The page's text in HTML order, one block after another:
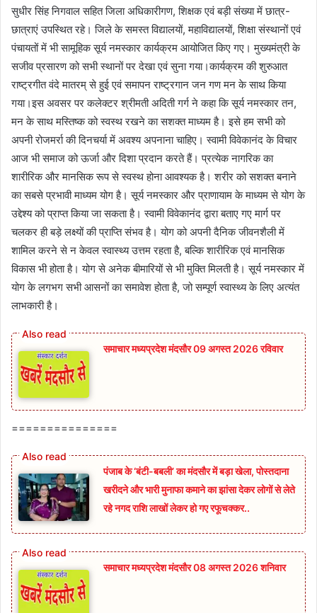
सुधीर सिंह निगवाल सहित जिला अधिकारीगण, शिक्षक एवं बड़ी संख्या में छात्र-
छात्राएं उपस्थित रहे। जिले के समस्त विद्यालयों, महाविद्यालयों, शिक्षा संस्थानों एवं
पंचायतों में भी सामूहिक सूर्य नमस्कार कार्यक्रम आयोजित किए गए। मुख्यमंत्री के
सजीव प्रसारण को सभी स्थानों पर देखा एवं सुना गया।कार्यक्रम की शुरुआत
राष्ट्रगीत वंदे मातरम् से हुई एवं समापन राष्ट्रगान जन गण मन के साथ किया
गया।इस अवसर पर कलेक्टर श्रीमती अदिती गर्ग ने कहा कि सूर्य नमस्कार तन,
मन के साथ मस्तिष्क को स्वस्थ रखने का सशक्त माध्यम है। इसे हम सभी को
अपनी रोजमर्रा की दिनचर्या में अवश्य अपनाना चाहिए। स्वामी विवेकानंद के विचार
आज भी समाज को ऊर्जा और दिशा प्रदान करते हैं। प्रत्येक नागरिक का
शारीरिक और मानसिक रूप से स्वस्थ होना आवश्यक है। शरीर को सशक्त बनाने
का सबसे प्रभावी माध्यम योग है। सूर्य नमस्कार और प्राणायाम के माध्यम से योग के
उद्देश्य को प्राप्त किया जा सकता है। स्वामी विवेकानंद द्वारा बताए गए मार्ग पर
चलकर ही बड़े लक्ष्यों की प्राप्ति संभव है। योग को अपनी दैनिक जीवनशैली में
शामिल करने से न केवल स्वास्थ्य उत्तम रहता है, बल्कि शारीरिक एवं मानसिक
विकास भी होता है। योग से अनेक बीमारियों से भी मुक्ति मिलती है। सूर्य नमस्कार में
योग के लगभग सभी आसनों का समावेश होता है, जो सम्पूर्ण स्वास्थ्य के लिए अत्यंत
लाभकारी है।
समाचार मध्यप्रदेश मंदसौर 09 अगस्त 2026 रविवार
===============
पंजाब के ‘बंटी-बबली’ का मंदसौर में बड़ा खेला, पोस्तदाना
खरीदने और भारी मुनाफा कमाने का झांसा देकर लोगों से लेते
रहे नगद राशि लाखों लेकर हो गए रफूचक्कर..
समाचार मध्यप्रदेश मंदसौर 08 अगस्त 2026 शनिवार